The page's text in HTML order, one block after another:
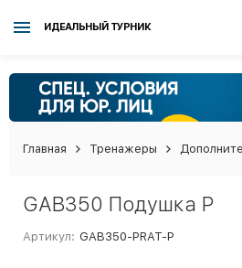
ИДЕАЛЬНЫЙ ТУРНИК
Главная Тренажеры
GAB350 Подушка P
Артикул: GAB350-PRAT-P